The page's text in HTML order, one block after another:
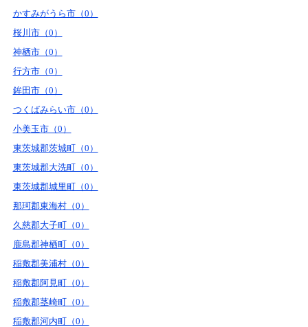
かすみがうら市（0）
桜川市（0）
神栖市（0）
行方市（0）
鉾田市（0）
つくばみらい市（0）
小美玉市（0）
東茨城郡茨城町（0）
東茨城郡大洗町（0）
東茨城郡城里町（0）
那珂郡東海村（0）
久慈郡大子町（0）
鹿島郡神栖町（0）
稲敷郡美浦村（0）
稲敷郡阿見町（0）
稲敷郡茎崎町（0）
稲敷郡河内町（0）